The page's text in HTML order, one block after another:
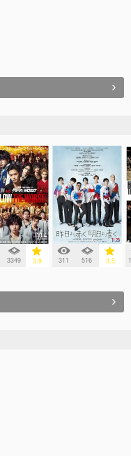
3349 3.9 311 516 3.5